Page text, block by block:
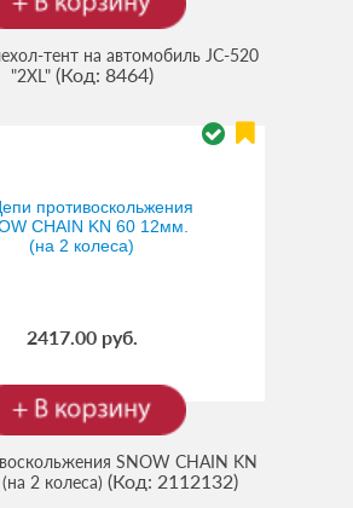
тент на автомобиль JC-520
"2XL" (Код: 8464)
2417.00 руб.
SNOW CHAIN KN
2 колеса) (Код: 2112132)